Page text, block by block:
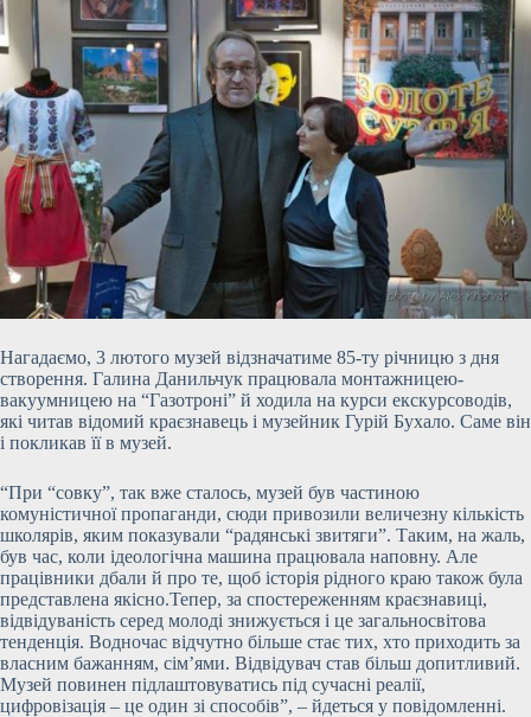
Нагадаємо, 3 лютого музей відзначатиме 85-ту річницю з дня
створення. Галина Данильчук працювала монтажницею-
вакуумницею на “Газотроні” й ходила на курси екскурсоводів,
які читав відомий краєзнавець і музейник Гурій Бухало. Саме він
і покликав її в музей.
“При “совку”, так вже сталось, музей був частиною
комуністичної пропаганди, сюди привозили величезну кількість
школярів, яким показували “радянські звитяги”. Таким, на жаль,
був час, коли ідеологічна машина працювала наповну. Але
працівники дбали й про те, щоб історія рідного краю також була
представлена якісно.Тепер, за спостереженням краєзнавиці,
відвідуваність серед молоді знижується і це загальносвітова
тенденція. Водночас відчутно більше стає тих, хто приходить за
власним бажанням, сім’ями. Відвідувач став більш допитливий.
Музей повинен підлаштовуватись під сучасні реалії,
цифровізація – це один зі способів”, – йдеться у повідомленні.